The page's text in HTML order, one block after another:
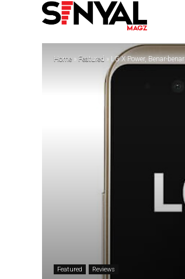
Home » Featured » LG X Power, Benar-
Featured Reviews